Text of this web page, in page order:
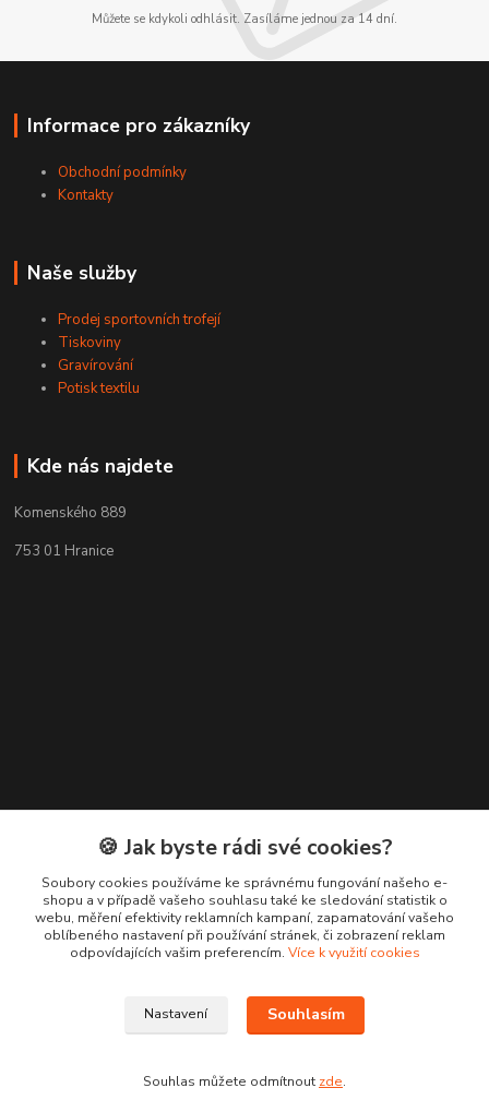
Můžete se kdykoli odhlásit. Zasíláme jednou za 14 dní.
Informace pro zákazníky
Obchodní podmínky
Kontakty
Naše služby
Prodej sportovních trofejí
Tiskoviny
Gravírování
Potisk textilu
Kde nás najdete
Komenského 889
753 01 Hranice
+420 776 619 833
m.francova@maka-design.cz
🍪 Jak byste rádi své cookies?
Soubory cookies používáme ke správnému fungování našeho e-
shopu a v případě vašeho souhlasu také ke sledování statistik o
webu, měření efektivity reklamních kampaní, zapamatování vašeho
oblíbeného nastavení při používání stránek, či zobrazení reklam
odpovídajících vašim preferencím. Více k využití cookies
Nastavení Souhlasím
Souhlas můžete odmítnout zde.